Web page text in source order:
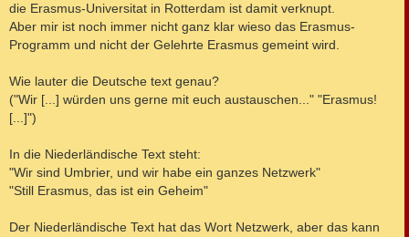
die Erasmus-Universitat in Rotterdam ist damit verknupt.
Aber mir ist noch immer nicht ganz klar wieso das Erasmus-
Programm und nicht der Gelehrte Erasmus gemeint wird.
Wie lauter die Deutsche text genau?
("Wir [...] würden uns gerne mit euch austauschen..." "Erasmus!
[...]")
In die Niederländische Text steht:
"Wir sind Umbrier, und wir habe ein ganzes Netzwerk"
"Still Erasmus, das ist ein Geheim"
Der Niederländische Text hat das Wort Netzwerk, aber das kann